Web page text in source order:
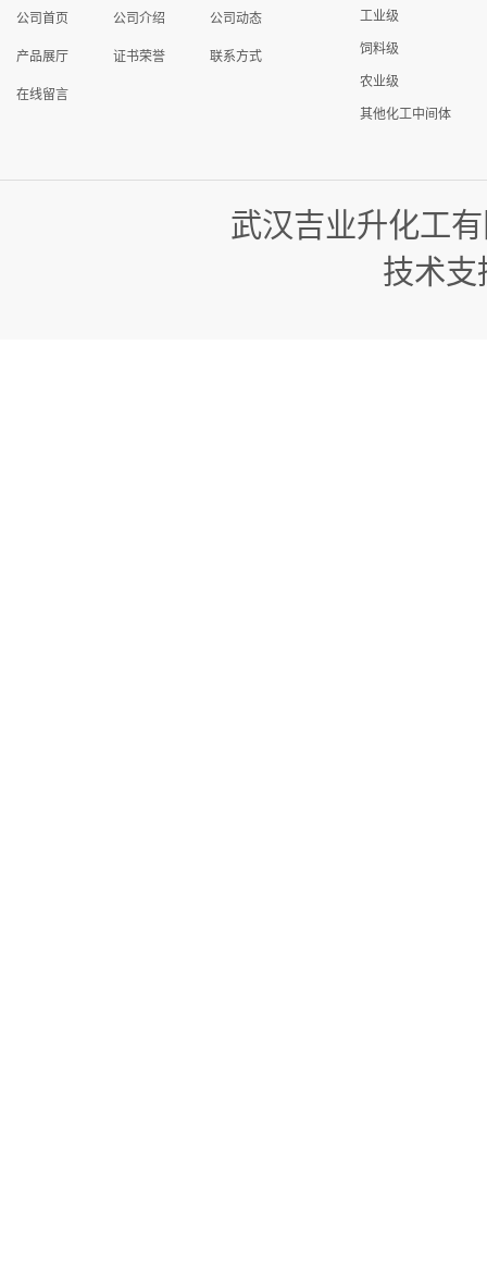
公司首页 公司介绍 公司动态
产品展厅 证书荣誉 联系方式
在线留言
工业级
饲料级
农业级
其他化工中间体
武汉吉业升化工
技术